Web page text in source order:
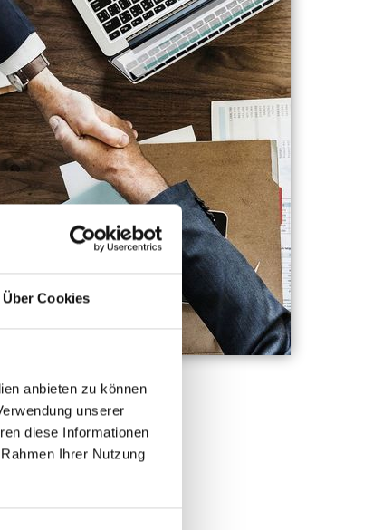
Über Cookies
anbieten zu können
unserer
diese Informationen
Ihrer Nutzung